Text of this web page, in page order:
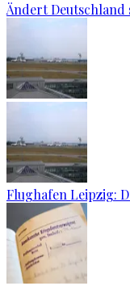
Ändert
Flughafen Leipzig: